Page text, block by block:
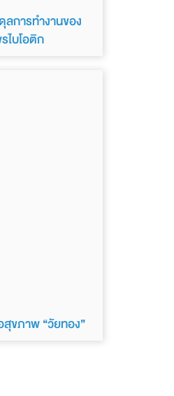
การทำงานของ
ไบโอติก
ขภาพ “วัยทอง”